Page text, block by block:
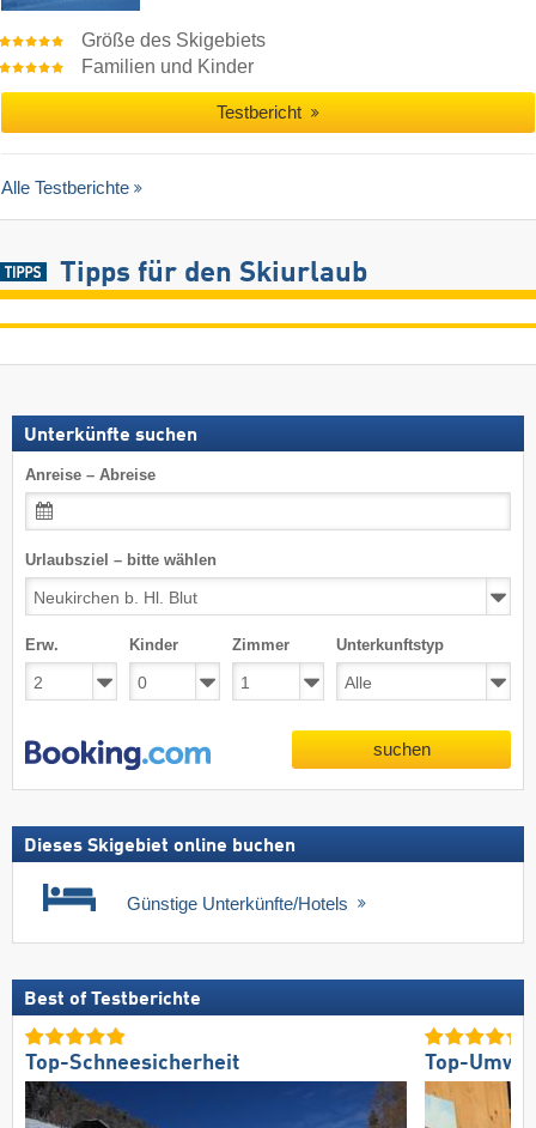
Größe des Skigebiets
Familien und Kinder
Testbericht
Alle Testberichte
Tipps für den Skiurlaub
Unterkünfte suchen
Anreise – Abreise
Urlaubsziel – bitte wählen
Erw. Kinder Zimmer Unterkunftstyp
suchen
Dieses Skigebiet online buchen
Günstige Unterkünfte/Hotels
Best of Testberichte
Top-Schneesicherheit Top-